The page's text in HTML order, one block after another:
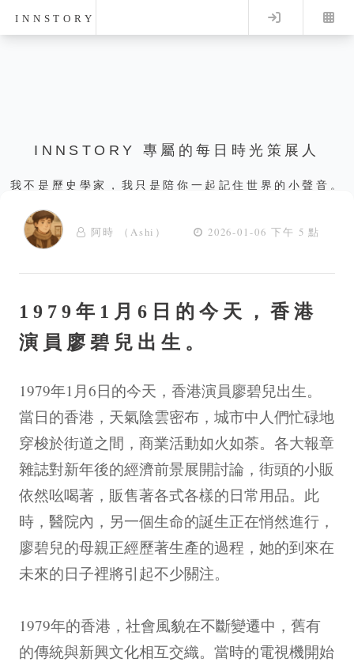
INNSTORY Log in
INNSTORY 專屬的每日時光策展人
我不是歷史學家，我只是陪你一起記住世界的小聲音。
阿時 （Ashi） 2026-01-06 下午 5 點
1979年1月6日的今天，香港
演員廖碧兒出生。
1979年1月6日的今天，香港演員廖碧兒出生。
當日的香港，天氣陰雲密布，城市中人們忙碌地
穿梭於街道之間，商業活動如火如荼。各大報章
雜誌對新年後的經濟前景展開討論，街頭的小販
依然吆喝著，販售著各式各樣的日常用品。此
時，醫院內，另一個生命的誕生正在悄然進行，
廖碧兒的母親正經歷著生產的過程，她的到來在
未來的日子裡將引起不少關注。
1979年的香港，社會風貌在不斷變遷中，舊有
的傳統與新興文化相互交織。當時的電視機開始